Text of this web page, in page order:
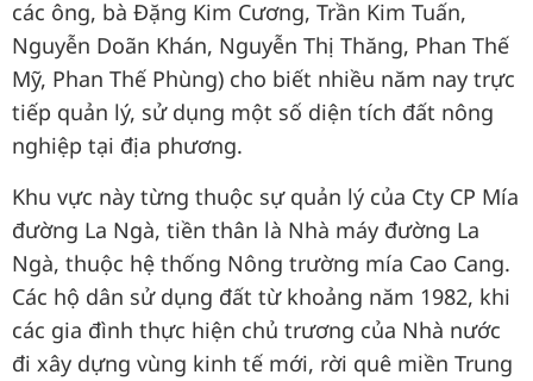
các ông, bà Đặng Kim Cương, Trần Kim Tuấn,
Nguyễn Doãn Khán, Nguyễn Thị Thăng, Phan Thế
Mỹ, Phan Thế Phùng) cho biết nhiều năm nay trực
tiếp quản lý, sử dụng một số diện tích đất nông
nghiệp tại địa phương.
Khu vực này từng thuộc sự quản lý của Cty CP Mía
đường La Ngà, tiền thân là Nhà máy đường La
Ngà, thuộc hệ thống Nông trường mía Cao Cang.
Các hộ dân sử dụng đất từ khoảng năm 1982, khi
các gia đình thực hiện chủ trương của Nhà nước
đi xây dựng vùng kinh tế mới, rời quê miền Trung